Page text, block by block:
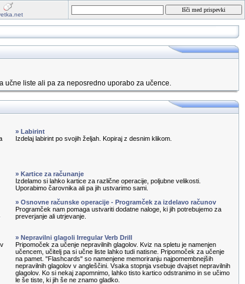
učne liste ali pa za neposredno uporabo za učence.
» Labirint
Izdelaj labirint po svojih željah. Kopiraj z desnim klikom.
» Kartice za računanje
Izdelamo si lahko kartice za različne operacije, poljubne velikosti.
Uporabimo čarovnika ali pa jih ustvarimo sami.
» Osnovne računske operacije - Programček za izdelavo računov
Programček nam pomaga ustvariti dodatne naloge, ki jih potrebujemo za
preverjanje ali utrjevanje.
» Nepravilni glagoli Irregular Verb Drill
Pripomoček za učenje nepravilnih glagolov. Kviz na spletu je namenjen
učencem, učitelj pa si učne liste lahko tudi natisne. Pripomoček za učenje
na pamet. "Flashcards" so namenjene memoriranju najpomembnejših
nepravilnih glagolov v angleščini. Vsaka stopnja vsebuje dvajset nepravilnih
glagolov. Ko si nekaj zapomnimo, lahko tisto kartico odstranimo in se učimo
le še tiste, ki jih še ne znamo gladko.